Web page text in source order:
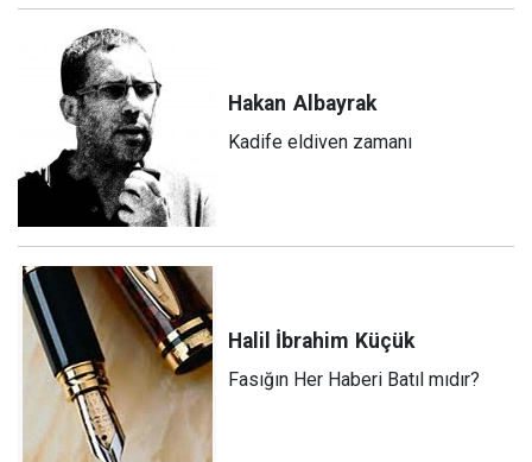
Hakan Albayrak
Kadife eldiven zamanı
Halil İbrahim Küçük
Fasığın Her Haberi Batıl mıdır?